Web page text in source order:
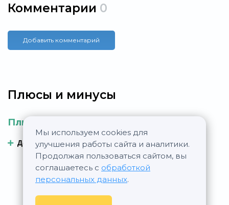
Мы используем cookies для
улучшения работы сайта и аналитики.
Продолжая пользоваться сайтом, вы
соглашаетесь с обработкой
персональных данных.
Комментарии 0
Добавить комментарий
Плюсы и минусы
Плюсы
Добавить плюс Добавить минус